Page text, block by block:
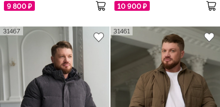
9 800 ₽ 10 900 ₽
31467 31461